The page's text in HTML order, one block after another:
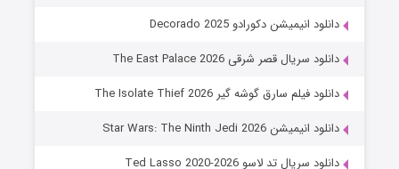
جادوگری در مغولستان
قسمت ۱۴ (زیرنویس) منتشر شد
دانلود انیمیشن دکورادو Decorado 2025
دانلود سریال قصر شرقی The East Palace 2026
دانلود فیلم سارق گوشه گیر The Isolate Thief 2026
دانلود انیمیشن Star Wars: The Ninth Jedi 2026
دانلود سریال تد لاسو Ted Lasso 2020-2026